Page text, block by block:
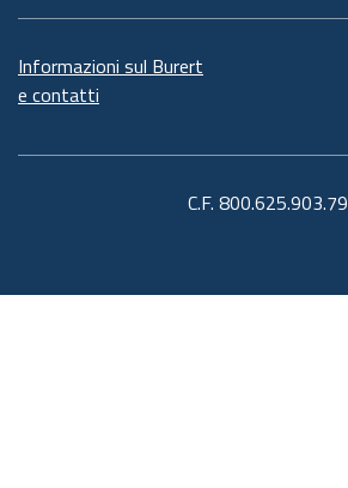
Informazioni sul Burert
e contatti
C.F. 800.625.903.79